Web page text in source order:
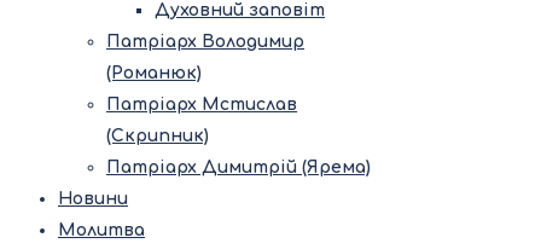
Духовний заповіт
Патріарх Володимир
(Романюк)
Патріарх Мстислав
(Скрипник)
Патріарх Димитрій (Ярема)
Новини
Молитва